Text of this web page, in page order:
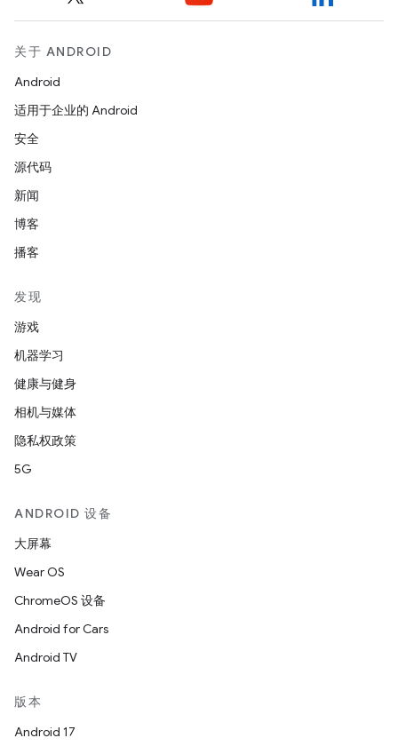
关于 ANDROID
Android
适用于企业的 Android
安全
源代码
新闻
博客
播客
发现
游戏
机器学习
健康与健身
相机与媒体
隐私权政策
5G
ANDROID 设备
大屏幕
Wear OS
ChromeOS 设备
Android for Cars
Android TV
版本
Android 17